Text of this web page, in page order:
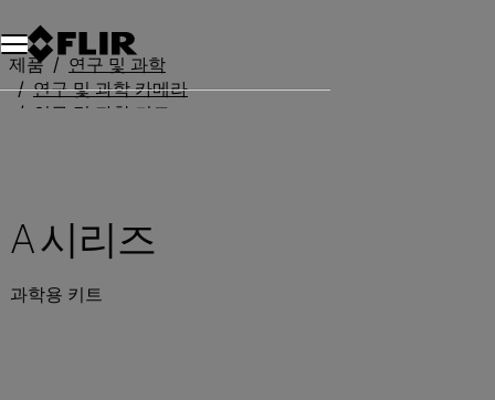
제품
연구 및 과학
연구 및 과학 카메라
연구 및 과학 키트
A 시리즈
과학용 키트